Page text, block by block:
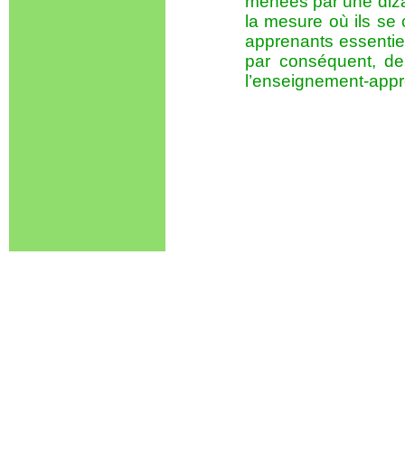
la mesure où ils se
apprenants
par conséquent,
l’enseignement-